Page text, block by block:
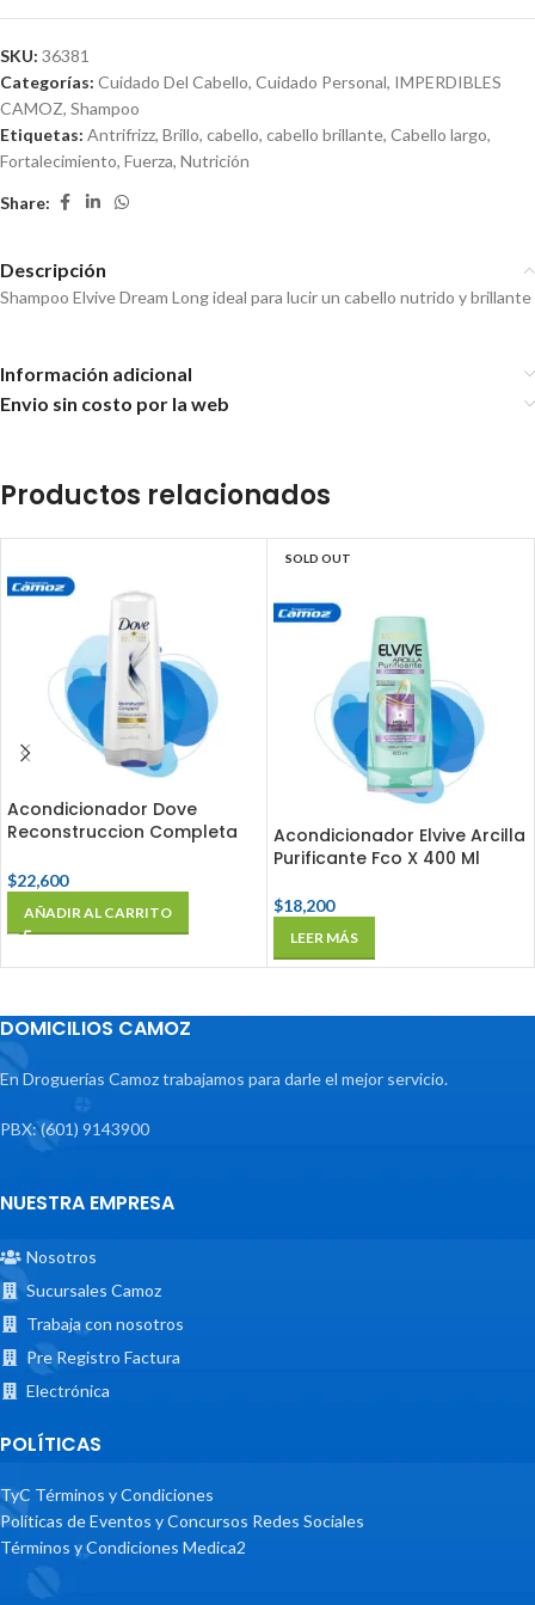
SKU: 36381
Categorías: Cuidado Del Cabello, Cuidado Personal, IMPERDIBLES
CAMOZ, Shampoo
Etiquetas: Antrifrizz, Brillo, cabello, cabello brillante, Cabello largo,
Fortalecimiento, Fuerza, Nutrición
Share:
Descripción
Shampoo Elvive Dream Long ideal para lucir un cabello nutrido y brillante
Información adicional
Envio sin costo por la web
Productos relacionados
Acondicionador Dove
Reconstruccion Completa
$22,600
AÑADIR AL CARRITO
SOLD OUT
Acondicionador Elvive Arcilla
Purificante Fco X 400 Ml
$18,200
LEER MÁS
DOMICILIOS CAMOZ
En Droguerías Camoz trabajamos para darle el mejor servicio.
PBX: (601) 9143900
NUESTRA EMPRESA
Nosotros
Sucursales Camoz
Trabaja con nosotros
Pre Registro Factura
Electrónica
POLÍTICAS
TyC Términos y Condiciones
Políticas de Eventos y Concursos Redes Sociales
Términos y Condiciones Medica2